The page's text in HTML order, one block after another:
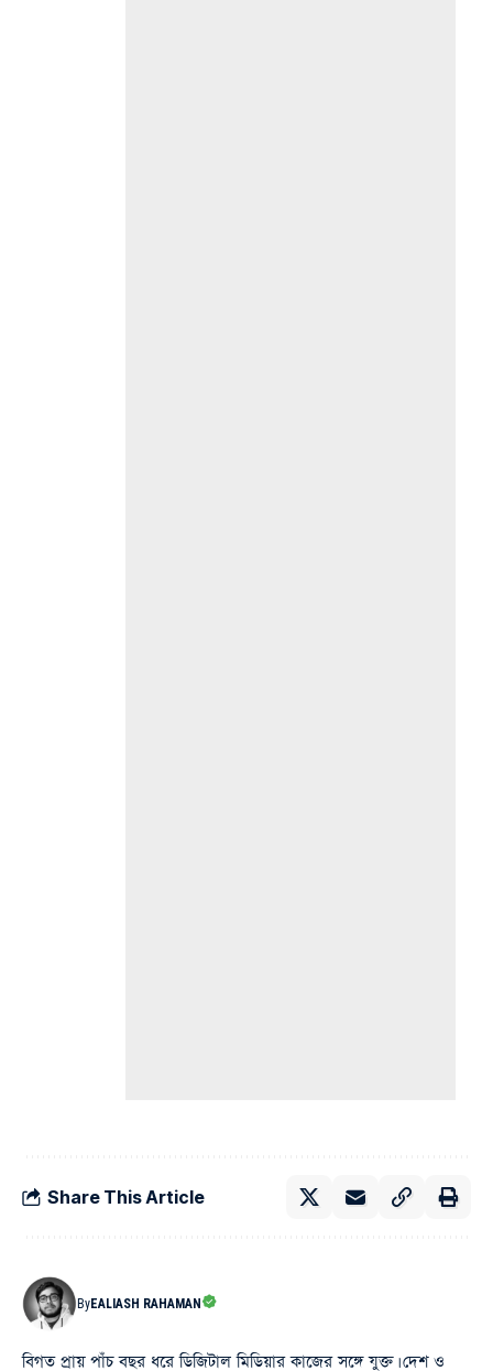
Share This Article
ByEALIASH RAHAMAN
বিগত প্রায় পাঁচ বছর ধরে ডিজিটাল মিডিয়ার কাজের সঙ্গে যুক্ত। দেশ ও